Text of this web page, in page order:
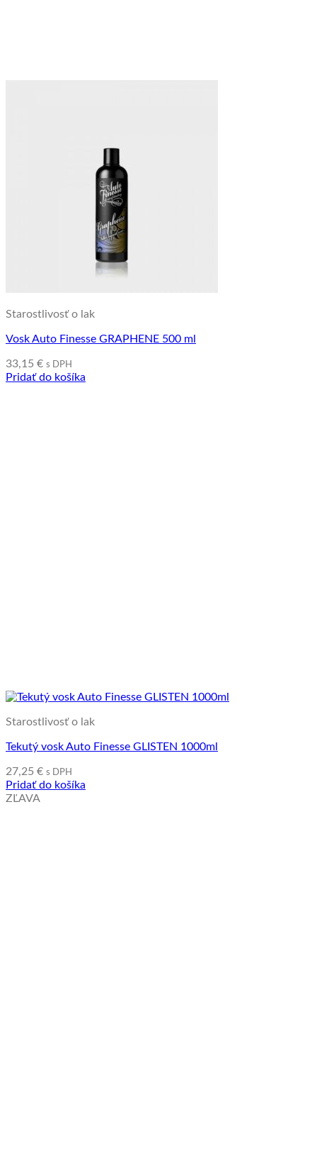
Starostlivosť o lak
Vosk Auto Finesse GRAPHENE 500 ml
33,15 € s DPH
Pridať do košíka
Starostlivosť o lak
Tekutý vosk Auto Finesse GLISTEN 1000ml
27,25 € s DPH
Pridať do košíka
ZĽAVA